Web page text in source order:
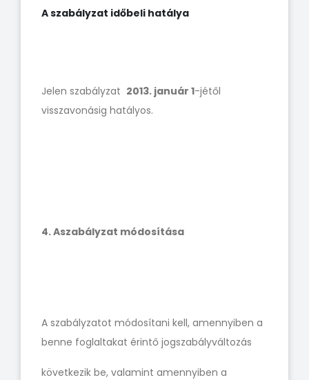
A szabályzat időbeli hatálya
Jelen szabályzat 2013. január 1-jétől
visszavonásig hatályos.
4. Aszabályzat módosítása
A szabályzatot módosítani kell, amennyiben a
benne foglaltakat érintő jogszabályváltozás
következik be, valamint amennyiben a